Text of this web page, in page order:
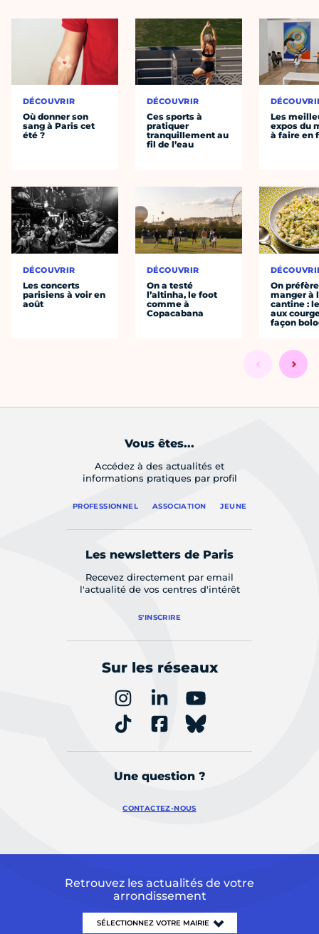
DÉCOUVRIR
Où donner son
sang à Paris cet
été ?
DÉCOUVRIR
Les concerts
parisiens à voir en
août
DÉCOUVRIR
Ces sports à
pratiquer
tranquillement au
fil de l’eau
DÉCOUVRIR
On a testé
l’altinha, le foot
comme à
Copacabana
Les
expos du
à faire en
On préfère
manger à
cantine :
aux
façon
Vous êtes...
Accédez à des actualités et
informations pratiques par profil
PROFESSIONNEL ASSOCIATION JEUNE
Les newsletters de Paris
Recevez directement par email
l'actualité de vos centres d'intérêt
S'INSCRIRE
Sur les réseaux
Une question ?
CONTACTEZ-NOUS
Retrouvez les actualités de votre
arrondissement